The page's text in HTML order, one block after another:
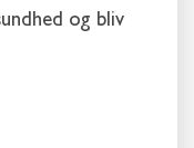
og bliv